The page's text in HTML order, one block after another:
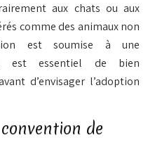
aux chats ou aux
comme des animaux non
est soumise à une
est essentiel de bien
d’envisager l’adoption
de